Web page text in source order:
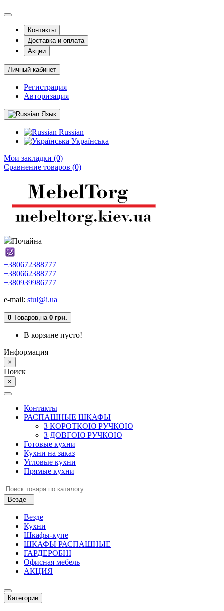
Контакты
Доставка и оплата
Акции
Личный кабинет
Регистрация
Авторизация
Язык
Russian
Українська
Мои закладки (0)
Сравнение товаров (0)
Почайна
+380672388777
+380662388777
+380939986777
e-mail: stul@i.ua
0 Tоваров,на 0 грн.
В корзине пусто!
Информация
×
Поиск
×
Контакты
РАСПАШНЫЕ ШКАФЫ
З КОРОТКОЮ РУЧКОЮ
З ДОВГОЮ РУЧКОЮ
Готовые кухни
Кухни на заказ
Угловые кухни
Прямые кухни
Везде
Везде
Кухни
Шкафы-купе
ШКАФЫ РАСПАШНЫЕ
ГАРДЕРОБНІ
Офисная мебель
АКЦИЯ
Категории